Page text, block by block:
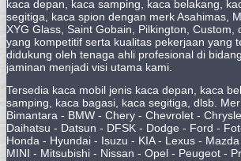
kaca depan, kaca samping, kaca belakang,
segitiga, kaca spion dengan merk Asahimas,
XYG Glass, Saint Gobain, Pilkington, Custom,
yang kompetitif serta kualitas pekerjaan yang
didukung oleh tenaga ahli profesional di
jaminan menjadi visi utama kami.
Tersedia kaca mobil jenis kaca depan, kaca
samping, kaca bagasi, kaca segitiga, dlsb.
Bimantara - BMW - Chery - Chevrolet -
Daihatsu - Datsun - DFSK - Dodge - Ford -
Honda - Hyundai - Isuzu - KIA - Lexus -
MINI - Mitsubishi - Nissan - Opel - Peugeot -